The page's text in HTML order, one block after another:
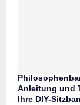
Anleitung und
Ihre DIY-